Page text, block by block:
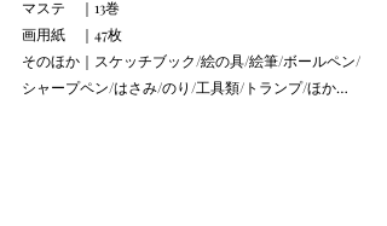
マステ　｜13巻
画用紙　｜47枚
そのほか｜スケッチブック/絵の具/絵筆/ボールペン/
シャープペン/はさみ/のり/工具類/トランプ/ほか…